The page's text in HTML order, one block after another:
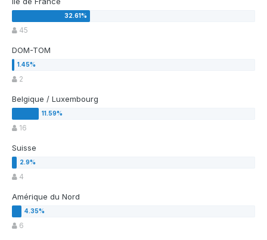
45
DOM-TOM
2
Belgique / Luxembourg
16
Suisse
4
Amérique du Nord
6